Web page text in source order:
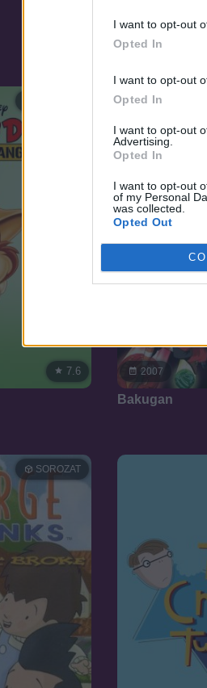
I want to opt-out
Opted In
I want to opt-out
Opted In
I want to opt-out
Advertising.
Opted In
I want to opt-out
of my Personal
was collected.
Opted Out
7.6 2007
Bakugan
SOROZAT